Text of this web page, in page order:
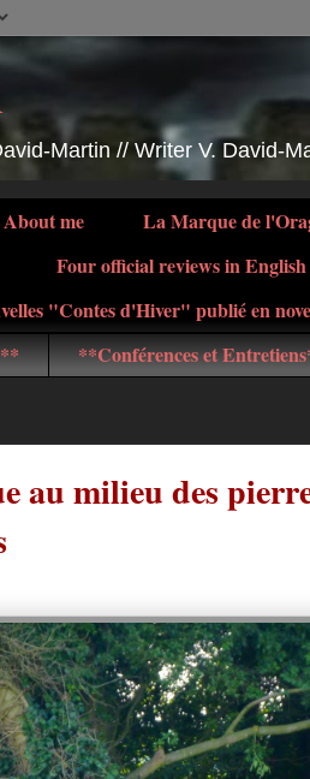
Martin // Writer V. David-
me La Marque de
Four official reviews in English
"Contes d'Hiver" publié en
**Conférences et
au milieu des